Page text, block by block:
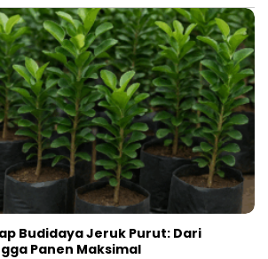
Budidaya Jeruk Purut: Dari
Panen Maksimal